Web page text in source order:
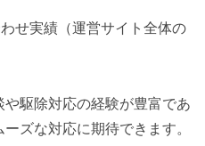
せ実績（運営サイト全体の
駆除対応の経験が豊富であ
ズな対応に期待できます。